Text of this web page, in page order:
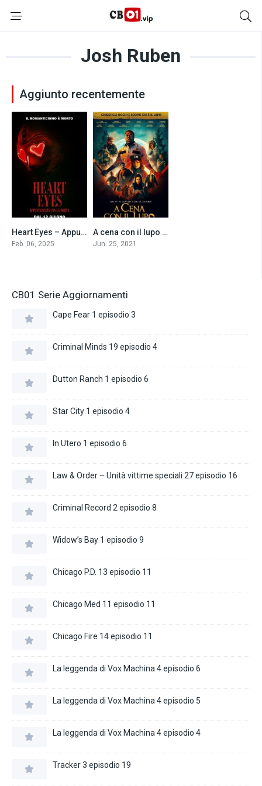
Josh Ruben
Aggiunto recentemente
6Heart Eyes – Appuntamento con la morte (2025)
Feb. 06, 2025
6.1A cena con il lupo (2021)
Jun. 25, 2021
CB01 Serie Aggiornamenti
Cape Fear 1 episodio 3
Criminal Minds 19 episodio 4
Dutton Ranch 1 episodio 6
Star City 1 episodio 4
In Utero 1 episodio 6
Law & Order – Unità vittime speciali 27 episodio 16
Criminal Record 2 episodio 8
Widow’s Bay 1 episodio 9
Chicago P.D. 13 episodio 11
Chicago Med 11 episodio 11
Chicago Fire 14 episodio 11
La leggenda di Vox Machina 4 episodio 6
La leggenda di Vox Machina 4 episodio 5
La leggenda di Vox Machina 4 episodio 4
Tracker 3 episodio 19